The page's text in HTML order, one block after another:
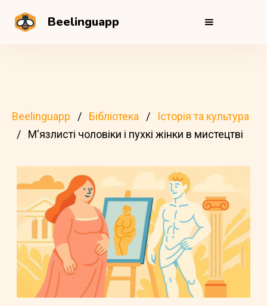
Beelinguapp
Beelinguapp Бібліотека
Історія та культура
М'язлисті чоловіки і пухкі жінки в мистецтві